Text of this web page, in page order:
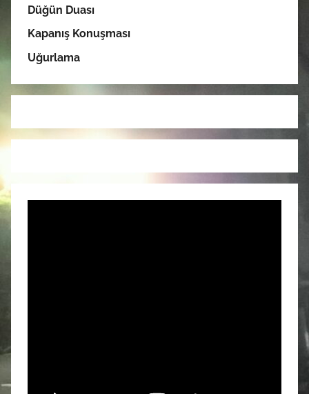
Düğün Duası
Kapanış Konuşması
Uğurlama